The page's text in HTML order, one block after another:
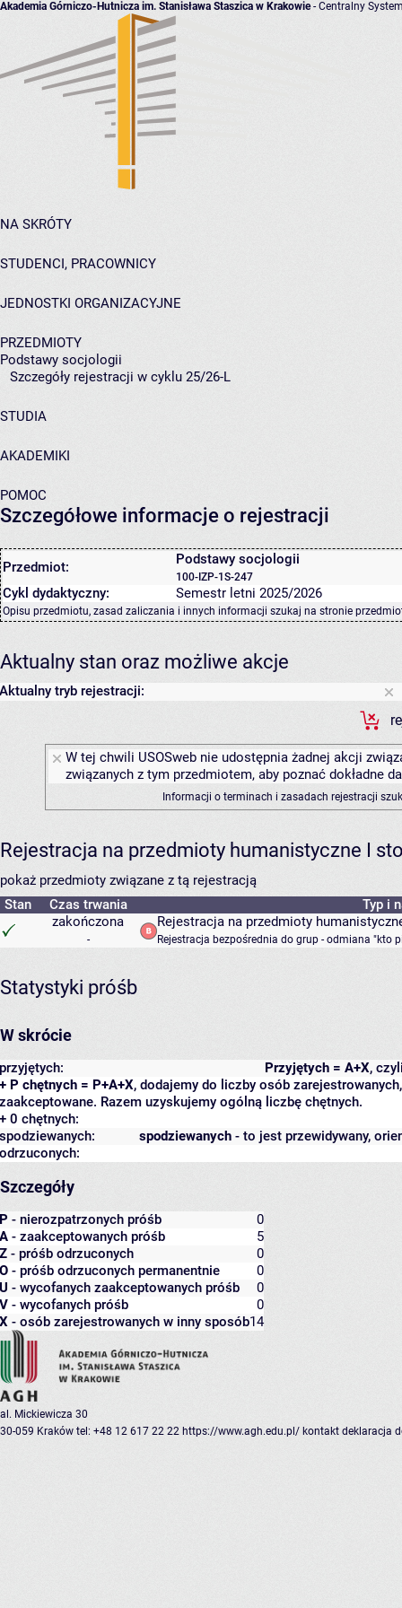
Akademia Górniczo-Hutnicza im. Stanisława Staszica w Krakowie- Centralny
NA SKRÓTY
STUDENCI, PRACOWNICY
JEDNOSTKI ORGANIZACYJNE
PRZEDMIOTY
Podstawy socjologii
Szczegóły rejestracji w cyklu 25/26-L
STUDIA
AKADEMIKI
POMOC
Szczegółowe informacje o rejestracji
Przedmiot: Podstawy socjologii
100-IZP-1S-247
Cykl dydaktyczny: Semestr letni 2025/2026
Opisu przedmiotu, zasad zaliczania i innych informacji szukaj na stronie
Aktualny stan oraz możliwe akcje
Aktualny tryb rejestracji:
W tej chwili USOSweb nie udostępnia żadnej akcji
związanych z tym przedmiotem, aby poznać dokładne
Informacji o terminach i zasadach rejestracji
Rejestracja na przedmioty humanistyczne I
pokaż przedmioty związane z tą rejestracją
Stan
Czas trwania
Typ i
zakończona
-
Rejestracja na przedmioty
Rejestracja bezpośrednia do grup - odmiana "kto
Statystyki próśb
W skrócie
Przyjętych = A+X,
przyjętych:
+ P chętnych = P+A+X, dodajemy do liczby osób
zaakceptowane. Razem uzyskujemy ogólną liczbę chętnych.
+ 0 chętnych:
spodziewanych - to jest przewidywany,
spodziewanych:
odrzuconych:
Szczegóły
P - nierozpatrzonych próśb
0
A - zaakceptowanych próśb
5
Z - próśb odrzuconych
0
O - próśb odrzuconych permanentnie
0
U - wycofanych zaakceptowanych próśb
0
V - wycofanych próśb
0
X - osób zarejestrowanych w inny sposób14
al. Mickiewicza 30
30-059 Kraków tel: +48 12 617 22 22 https://www.agh.edu.pl/ kontakt deklaracja